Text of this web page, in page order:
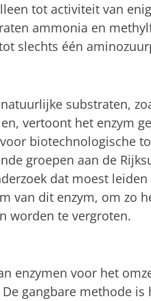
tot activiteit van
ammonia en
slechts één
substraten,
vertoont het enzym
biotechnologische
groepen aan de
dat moest
van dit enzym, om zo
worden te vergroten.
enzymen voor het
gangbare methode